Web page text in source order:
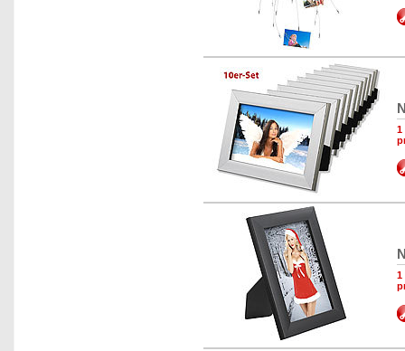
1
1